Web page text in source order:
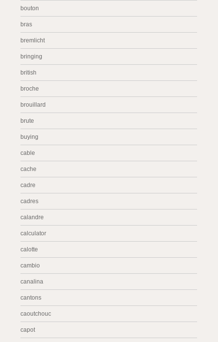
bouton
bras
bremlicht
bringing
british
broche
brouillard
brute
buying
cable
cache
cadre
cadres
calandre
calculator
calotte
cambio
canalina
cantons
caoutchouc
capot